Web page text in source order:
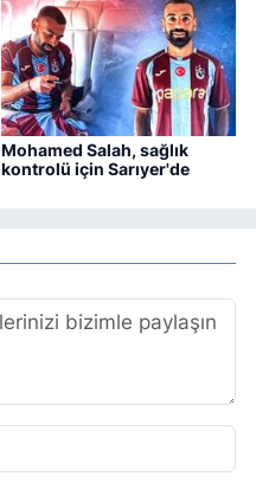
Mohamed Salah, sağlık
kontrolü için Sarıyer'de